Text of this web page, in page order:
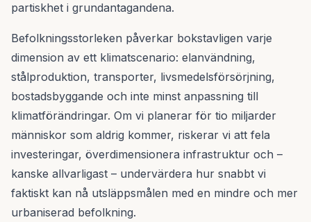
partiskhet i grundantagandena.
Befolkningsstorleken påverkar bokstavligen varje
dimension av ett klimatscenario: elanvändning,
stålproduktion, transporter, livsmedelsförsörjning,
bostadsbyggande och inte minst anpassning till
klimatförändringar. Om vi planerar för tio miljarder
människor som aldrig kommer, riskerar vi att fela
investeringar, överdimensionera infrastruktur och –
kanske allvarligast – undervärdera hur snabbt vi
faktiskt kan nå utsläppsmålen med en mindre och mer
urbaniserad befolkning.